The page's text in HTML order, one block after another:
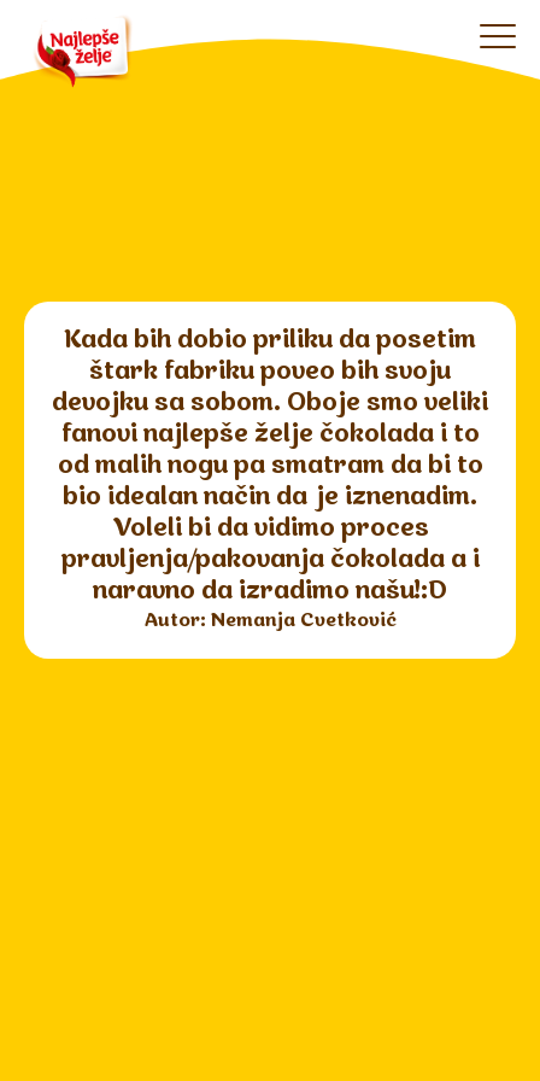
Kada bih dobio priliku da posetim
štark fabriku poveo bih svoju
devojku sa sobom. Oboje smo veliki
fanovi najlepše želje čokolada i to
od malih nogu pa smatram da bi to
bio idealan način da je iznenadim.
Voleli bi da vidimo proces
pravljenja/pakovanja čokolada a i
naravno da izradimo našu!:D
Autor: Nemanja Cvetković